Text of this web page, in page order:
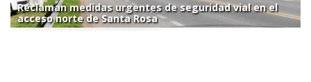
Reclaman medidas urgentes de seguridad vial en el
acceso norte de Santa Rosa